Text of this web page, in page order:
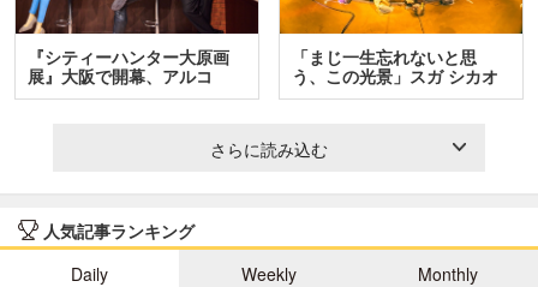
『シティーハンター大原画
展』大阪で開幕、アルコ
＆…
「まじ一生忘れないと思
う、この光景」スガ シカオ
と…
さらに読み込む
人気記事ランキング
Daily
Weekly Monthly